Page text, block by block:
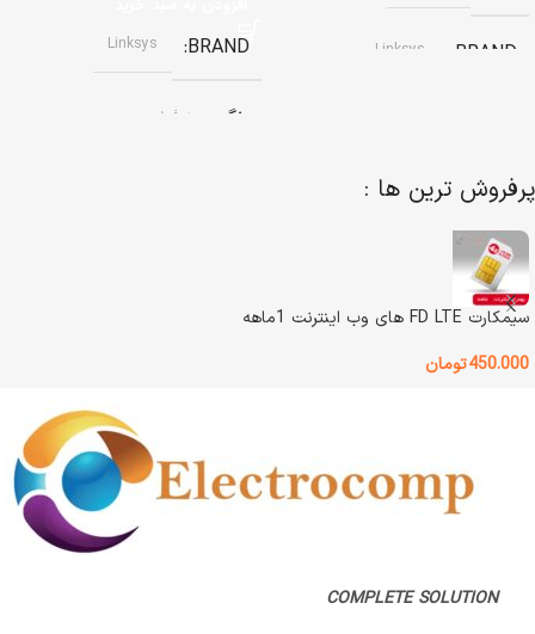
BRAND
Linksys
وضعیت کالا
استوک ,
اکبند – ویترینی
گارانتی بدون گارانتی
BRAND
Linksys
رنگ سفید
اصالت کالا
پرفروش ترین ها :
سیمکارت FD LTE های وب اینترنت 1ماهه
450.000تومان
COMPLETE SOLUTION